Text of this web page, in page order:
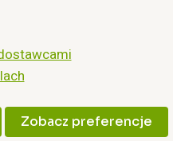
Zobacz preferencje